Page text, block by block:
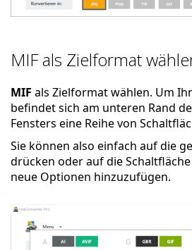
MIF als Zielformat
MIF als Zielformat wählen. Um
befindet sich am unteren Rand
Fensters eine Reihe von
Sie können also einfach auf die
drücken oder auf die Schaltfläche
neue Optionen hinzuzufügen.